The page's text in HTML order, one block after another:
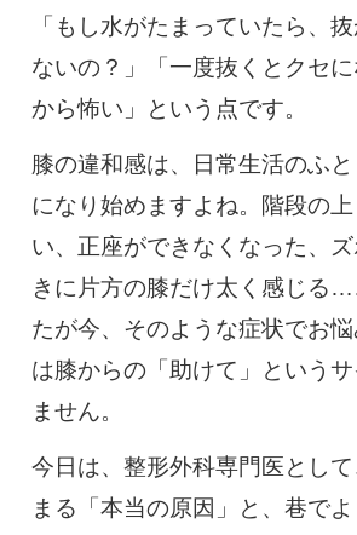
「もし水がたまっていたら、
ないの？」「一度抜くとクセに
から怖い」という点です。
膝の違和感は、日常生活のふ
になり始めますよね。階段の
い、正座ができなくなった、
きに片方の膝だけ太く感じる
たが今、そのような症状でお
は膝からの「助けて」という
ません。
今日は、整形外科専門医とし
まる「本当の原因」と、巷で